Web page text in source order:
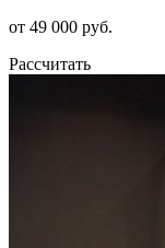
от 49 000 руб.
Рассчитать